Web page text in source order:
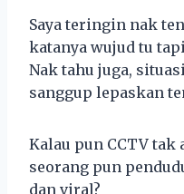
Saya teringin nak
katanya wujud tu
Nak tahu juga,
sanggup lepaskan
Kalau pun CCTV tak
seorang pun
dan viral?